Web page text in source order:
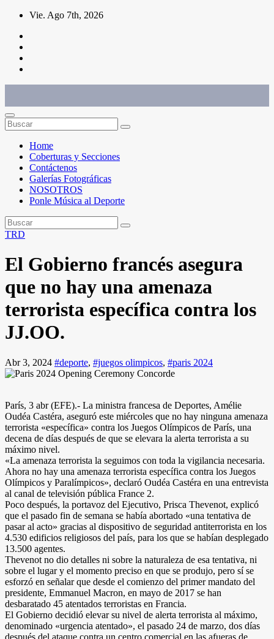
Saltar
contenido
Vie. Ago 7th, 2026
Home
Coberturas y Secciones
Contáctenos
Galerías Fotográficas
NOSOTROS
Ponle Música al Deporte
TRD
El Gobierno francés asegura
que no hay una amenaza
terrorista específica contra los
JJ.OO.
Abr 3, 2024 #deporte, #juegos olimpicos, #paris 2024
París, 3 abr (EFE).- La ministra francesa de Deportes, Amélie
Oudéa Castéra, aseguró este miércoles que no hay ninguna amenaza
terrorista «específica» contra los Juegos Olímpicos de París, una
decena de días después de que se elevara la alerta terrorista a su
máximo nivel.
«La amenaza terrorista la seguimos con toda la vigilancia necesaria.
Ahora no hay una amenaza terrorista específica contra los Juegos
Olímpicos y Paralímpicos», declaró Oudéa Castéra en una entrevista
al canal de televisión pública France 2.
Poco después, la portavoz del Ejecutivo, Prisca Thevenot, explicó
que el pasado fin de semana se había abortado «una tentativa de
pasar al acto» gracias al dispositivo de seguridad antiterrorista en los
4.530 edificios religiosos del país, para los que se habían desplegado
13.500 agentes.
Thevenot no dio detalles ni sobre la naturaleza de esa tentativa, ni
sobre el lugar y el momento preciso en que se produjo, pero sí se
esforzó en señalar que desde el comienzo del primer mandato del
presidente, Emmanuel Macron, en mayo de 2017 se han
desbaratado 45 atentados terroristas en Francia.
El Gobierno decidió elevar su nivel de alerta terrorista al máximo,
denominado «urgencia atentado», el pasado 24 de marzo, dos días
después del ataque contra un centro comercial en las afueras de